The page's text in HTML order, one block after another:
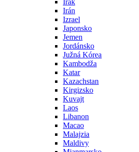
Irak
Irán
Izrael
Japonsko
Jemen
Jordánsko
Južná Kórea
Kambodža
Katar
Kazachstan
Kirgizsko
Kuvajt
Laos
Libanon
Macao
Malajzia
Maldivy